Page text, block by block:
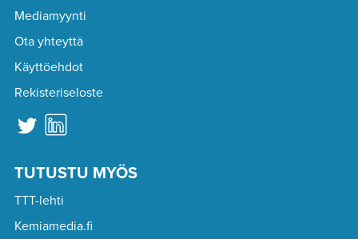
Mediamyynti
Ota yhteyttä
Käyttöehdot
Rekisteriseloste
TUTUSTU MYÖS
TTT-lehti
Kemiamedia.fi